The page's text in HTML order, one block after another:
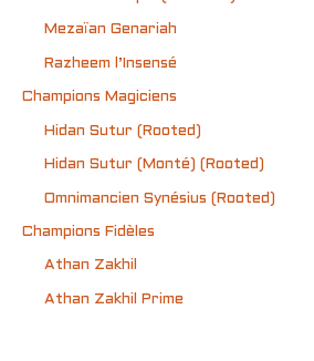
Mezaïan Genariah
Razheem l’Insensé
Champions Magiciens
Hidan Sutur (Rooted)
Hidan Sutur (Monté) (Rooted)
Omnimancien Synésius (Rooted)
Champions Fidèles
Athan Zakhil
Athan Zakhil Prime